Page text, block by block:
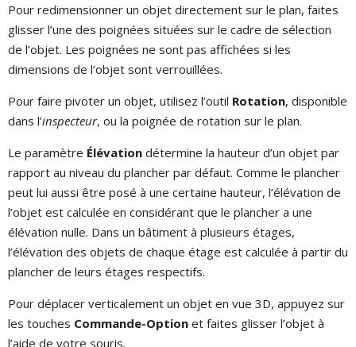
Pour redimensionner un objet directement sur le plan, faites
glisser l’une des poignées situées sur le cadre de sélection
de l’objet. Les poignées ne sont pas affichées si les
dimensions de l’objet sont verrouillées.
Pour faire pivoter un objet, utilisez l’outil Rotation, disponible
dans l’inspecteur, ou la poignée de rotation sur le plan.
Le paramètre Élévation détermine la hauteur d’un objet par
rapport au niveau du plancher par défaut. Comme le plancher
peut lui aussi être posé à une certaine hauteur, l’élévation de
l’objet est calculée en considérant que le plancher a une
élévation nulle. Dans un bâtiment à plusieurs étages,
l’élévation des objets de chaque étage est calculée à partir du
plancher de leurs étages respectifs.
Pour déplacer verticalement un objet en vue 3D, appuyez sur
les touches Commande-Option et faites glisser l’objet à
l’aide de votre souris.